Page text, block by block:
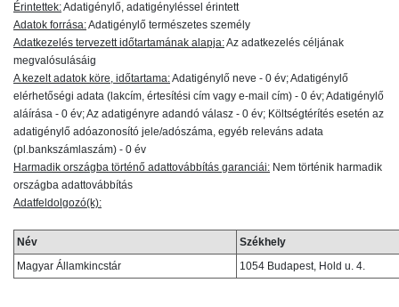
Érintettek:Adatigénylő, adatigényléssel érintett
Adatok forrása:Adatigénylő természetes személy
Adatkezelés tervezett időtartamának alapja:Az adatkezelés céljának
megvalósulásáig
A kezelt adatok köre, időtartama:Adatigénylő neve - 0 év; Adatigénylő
elérhetőségi adata (lakcím, értesítési cím vagy e-mail cím) - 0 év; Adatigénylő
aláírása - 0 év; Az adatigényre adandó válasz - 0 év; Költségtérítés esetén az
adatigénylő adóazonosító jele/adószáma, egyéb releváns adata
(pl.bankszámlaszám) - 0 év
Harmadik országba történő adattovábbítás garanciái: Nem történik harmadik
országba adattovábbítás
Adatfeldolgozó(k):
Név
Székhely
Magyar Államkincstár
1054 Budapest, Hold u. 4.